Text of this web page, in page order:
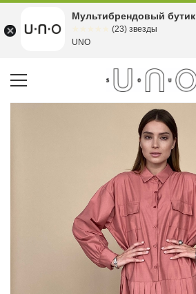
Мультибрендовый бутик
(23) звезды
UNO